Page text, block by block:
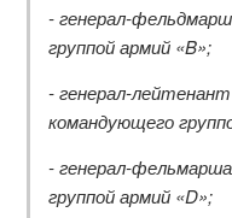
- генерал-
группой армий «B»;
- генерал-лейтенант
командующего
- генерал-
группой армий «D»;